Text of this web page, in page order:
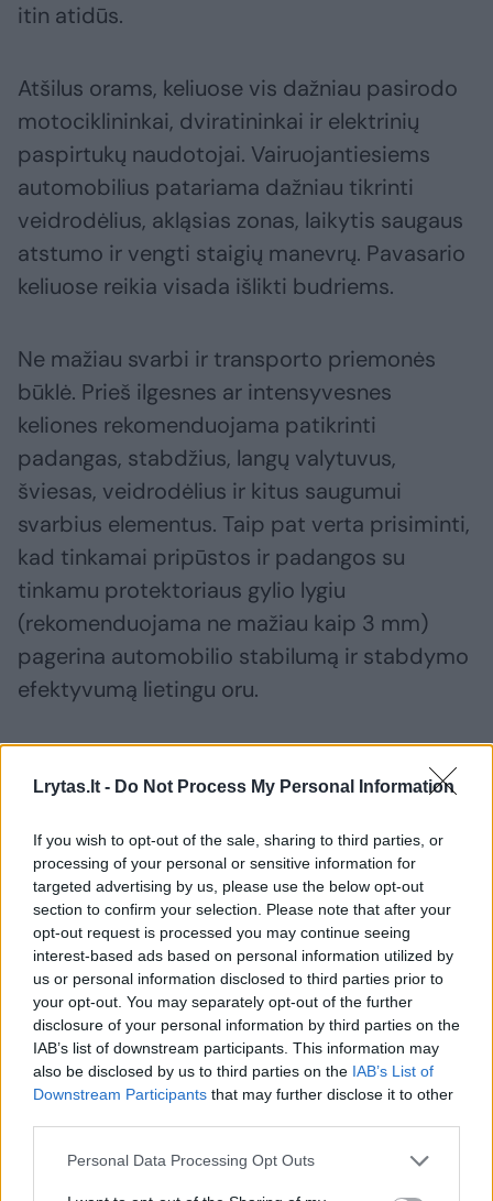
Lrytas.lt - Do Not Process My Personal Information
If you wish to opt-out of the sale, sharing to third parties, or
processing of your personal or sensitive information for
targeted advertising by us, please use the below opt-out
section to confirm your selection. Please note that after your
opt-out request is processed you may continue seeing
interest-based ads based on personal information utilized by
us or personal information disclosed to third parties prior to
your opt-out. You may separately opt-out of the further
disclosure of your personal information by third parties on the
IAB’s list of downstream participants. This information may
also be disclosed by us to third parties on the IAB’s List of
Downstream Participants that may further disclose it to other
Personal Data Processing Opt Outs
itin atidūs.
Atšilus orams, keliuose vis dažniau pasirodo
motociklininkai, dviratininkai ir elektrinių
paspirtukų naudotojai. Vairuojantiesiems
automobilius patariama dažniau tikrinti
veidrodėlius, akląsias zonas, laikytis saugaus
atstumo ir vengti staigių manevrų. Pavasario
keliuose reikia visada išlikti budriems.
Ne mažiau svarbi ir transporto priemonės
būklė. Prieš ilgesnes ar intensyvesnes
keliones rekomenduojama patikrinti
padangas, stabdžius, langų valytuvus,
šviesas, veidrodėlius ir kitus saugumui
svarbius elementus. Taip pat verta prisiminti,
kad tinkamai pripūstos ir padangos su
tinkamu protektoriaus gylio lygiu
(rekomenduojama ne mažiau kaip 3 mm)
pagerina automobilio stabilumą ir stabdymo
efektyvumą lietingu oru.
pasiruošimas sezonui, atidumas kelyje ir
pasirinktas saugus važiavimo greitis padeda
išvengti nelaimių bei užtikrina sklandų eismą
visiems.
Rodyti daugiau žymių
Komentuoti po šiuo straipsniu
Komentuoti gali tik Lrytas registruoti vartotojai.
Prisijunkite prie registruotų vartotojų